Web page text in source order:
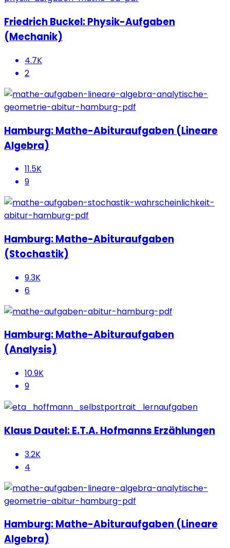
Friedrich Buckel: Physik-Aufgaben
(Mechanik)
4.7K
2
Hamburg: Mathe-Abituraufgaben (Lineare
Algebra)
11.5K
9
Hamburg: Mathe-Abituraufgaben
(Stochastik)
9.3K
6
Hamburg: Mathe-Abituraufgaben
(Analysis)
10.9K
9
Klaus Dautel: E.T.A. Hofmanns Erzählungen
3.2K
4
Hamburg: Mathe-Abituraufgaben (Lineare
Algebra)